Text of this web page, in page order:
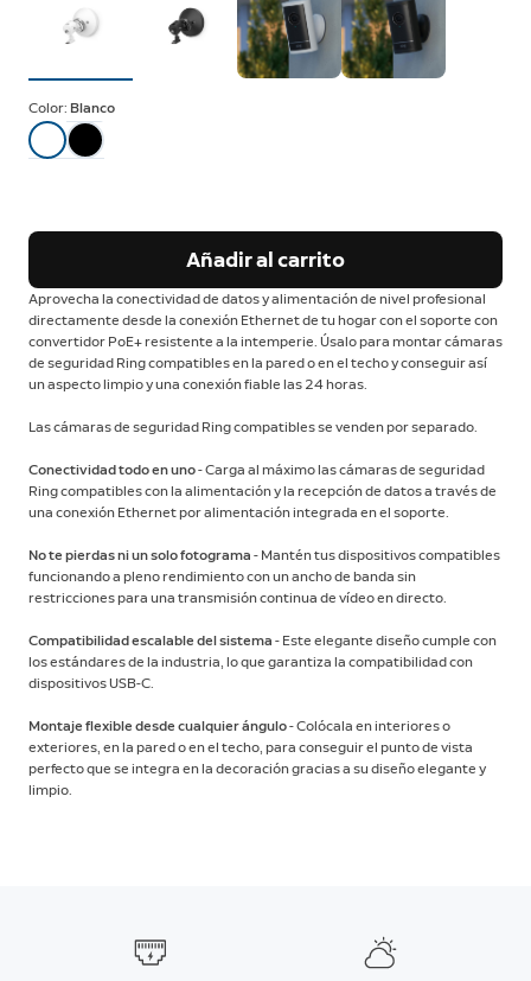
Color: Blanco
Añadir al carrito
Aprovecha la conectividad de datos y alimentación de nivel profesional
directamente desde la conexión Ethernet de tu hogar con el soporte con
convertidor PoE+ resistente a la intemperie. Úsalo para montar cámaras
de seguridad Ring compatibles en la pared o en el techo y conseguir así
un aspecto limpio y una conexión fiable las 24 horas.
Las cámaras de seguridad Ring compatibles se venden por separado.
Conectividad todo en uno- Carga al máximo las cámaras de seguridad
Ring compatibles con la alimentación y la recepción de datos a través de
una conexión Ethernet por alimentación integrada en el soporte.
No te pierdas ni un solo fotograma - Mantén tus dispositivos compatibles
funcionando a pleno rendimiento con un ancho de banda sin
restricciones para una transmisión continua de vídeo en directo.
Compatibilidad escalable del sistema - Este elegante diseño cumple con
los estándares de la industria, lo que garantiza la compatibilidad con
dispositivos USB-C.
Montaje flexible desde cualquier ángulo- Colócala en interiores o
exteriores, en la pared o en el techo, para conseguir el punto de vista
perfecto que se integra en la decoración gracias a su diseño elegante y
limpio.